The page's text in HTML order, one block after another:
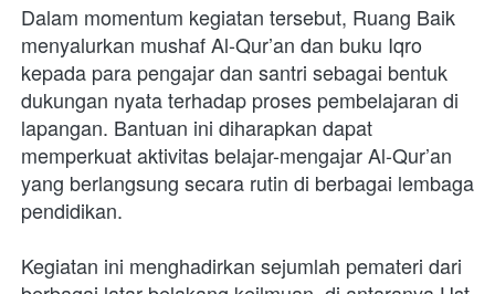
Dalam momentum kegiatan tersebut, Ruang Baik
menyalurkan mushaf Al-Qur’an dan buku Iqro
kepada para pengajar dan santri sebagai bentuk
dukungan nyata terhadap proses pembelajaran di
lapangan. Bantuan ini diharapkan dapat
memperkuat aktivitas belajar-mengajar Al-Qur’an
yang berlangsung secara rutin di berbagai lembaga
pendidikan.
Kegiatan ini menghadirkan sejumlah pemateri dari